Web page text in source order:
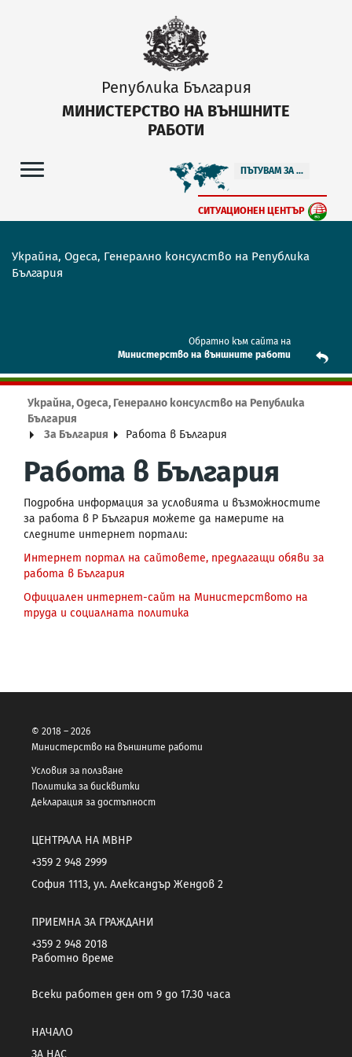
Република България
МИНИСТЕРСТВО НА ВЪНШНИТЕ
РАБОТИ
ПЪТУВАМ ЗА ...
СИТУАЦИОНЕН ЦЕНТЪР
Украйна, Одеса, Генерално консулство на Република
България
Обратно към сайта на
Mинистерство на външните работи
Украйна, Одеса, Генерално консулство на Република
България
За България
Работа в България
Работа в България
Подробна информация за условията и възможностите
за работа в Р България можете да намерите на
следните интернет портали:
Интернет портал на сайтовете, предлагащи обяви за
работа в България
Официален интернет-сайт на Министерството на
труда и социалната политика
© 2018 – 2026
Министерство на външните работи
Условия за ползване
Политика за бисквитки
Декларация за достъпност
ЦЕНТРАЛА НА МВНР
+359 2 948 2999
София 1113, ул. Александър Жендов 2
ПРИЕМНА ЗА ГРАЖДАНИ
+359 2 948 2018
Работно време
Всеки работен ден от 9 до 17.30 часа
НАЧАЛО
ЗА НАС